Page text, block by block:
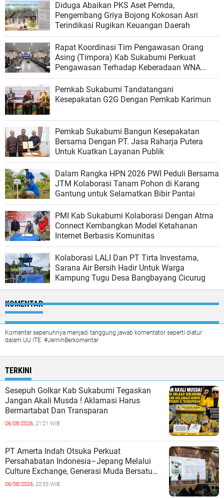
Diduga Abaikan PKS Aset Pemda,
Pengembang Griya Bojong Kokosan Asri
Terindikasi Rugikan Keuangan Daerah
Rapat Koordinasi Tim Pengawasan Orang
Asing (Timpora) Kab Sukabumi Perkuat
Pengawasan Terhadap Keberadaan WNA
Ilegal
Pemkab Sukabumi Tandatangani
Kesepakatan G2G Dengan Pemkab Karimun
Pemkab Sukabumi Bangun Kesepakatan
Bersama Dengan PT. Jasa Raharja Putera
Untuk Kuatkan Layanan Publik
Dalam Rangka HPN 2026 PWI Peduli Bersama
JTM Kolaborasi Tanam Pohon di Karang
Gantung untuk Selamatkan Bibir Pantai
PMI Kab Sukabumi Kolaborasi Dengan Atma
Connect Kembangkan Model Ketahanan
Internet Berbasis Komunitas
Kolaborasi LALI Dan PT Tirta Investama,
Sarana Air Bersih Hadir Untuk Warga
Kampung Tugu Desa Bangbayang Cicurug
KOMENTAR
Komentar sepenuhnya menjadi tanggung jawab komentator seperti diatur
dalam UU ITE. #JernihBerkomentar
TERKINI
Sesepuh Golkar Kab Sukabumi Tegaskan
Jangan Akali Musda ! Aklamasi Harus
Bermartabat Dan Transparan
06/08/2026, 21:21 WIB
PT Amerta Indah Otsuka Perkuat
Persahabatan Indonesia–Jepang Melalui
Culture Exchange, Generasi Muda Bersatu
Wujudkan Masa Depan Berkelanjutan
06/08/2026, 20:55 WIB